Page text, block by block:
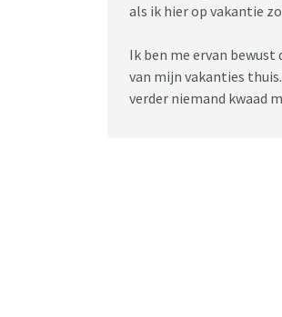
als ik hier op vakantie
Ik ben me ervan
van mijn vakanties
verder niemand kwaad